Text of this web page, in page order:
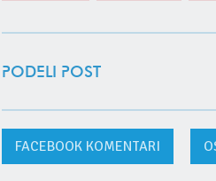
PODELI POST
FACEBOOK KOMENTARI